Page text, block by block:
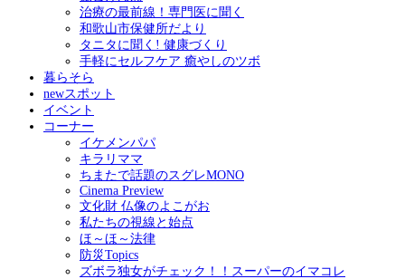
治療の最前線！専門医に聞く
和歌山市保健所だより
タニタに聞く! 健康づくり
手軽にセルフケア 癒やしのツボ
暮らそら
newスポット
イベント
コーナー
イケメンパパ
キラリママ
ちまたで話題のスグレMONO
Cinema Preview
文化財 仏像のよこがお
私たちの視線と始点
ほ～ほ～法律
防災Topics
ズボラ独女がチェック！！スーパーのイマコレ